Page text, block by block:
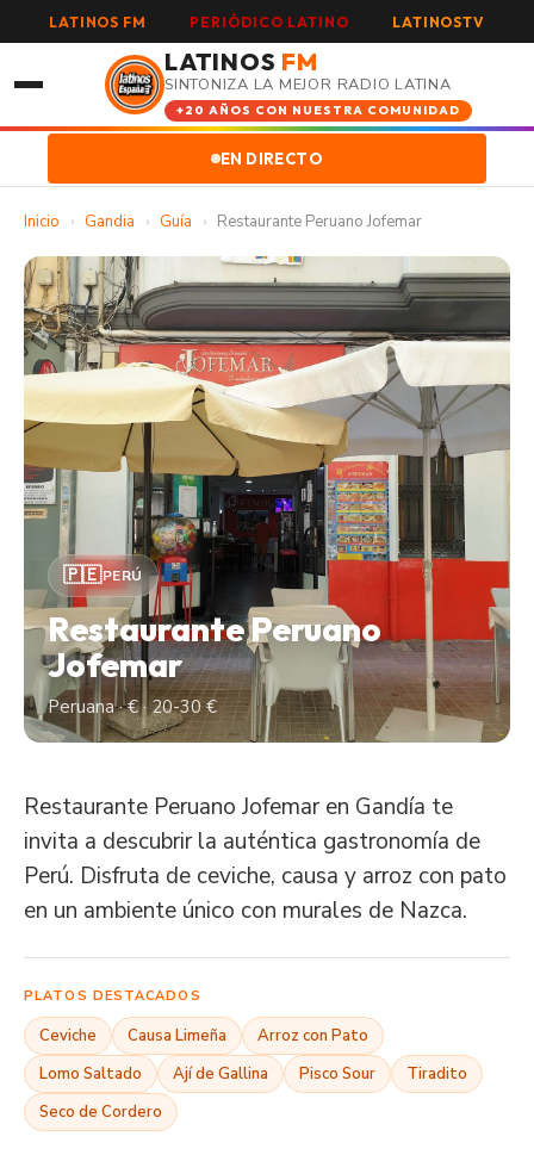
LATINOS FM PERIÓDICO LATINO LATINOSTV
LATINOS FM
SINTONIZA LA MEJOR RADIO LATINA
+20 AÑOS CON NUESTRA COMUNIDAD
EN DIRECTO
Inicio › Gandia › Guía › Restaurante Peruano Jofemar
🇵🇪PERÚ
Restaurante Peruano
Jofemar
Peruana · € · 20-30 €
Restaurante Peruano Jofemar en Gandía te
invita a descubrir la auténtica gastronomía de
Perú. Disfruta de ceviche, causa y arroz con pato
en un ambiente único con murales de Nazca.
PLATOS DESTACADOS
Ceviche Causa Limeña
Arroz con Pato
Lomo Saltado
Ají de Gallina Pisco Sour
Tiradito
Seco de Cordero